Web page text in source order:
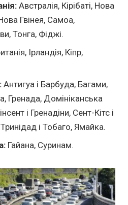
Австралія, Кірібаті, Нова
Гвінея, Самоа,
Тонга, Фіджі.
Ірландія, Кіпр,
Антигуа і Барбуда, Багами,
Гренада, Домініканська
і Гренадіни, Сент-Кітс і
і Тобаго, Ямайка.
Гайана, Суринам.